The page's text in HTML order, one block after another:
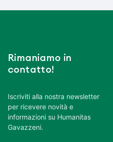
Rimaniamo in
contatto!
Iscriviti alla nostra newsletter
per ricevere novità e
informazioni su Humanitas
Gavazzeni.